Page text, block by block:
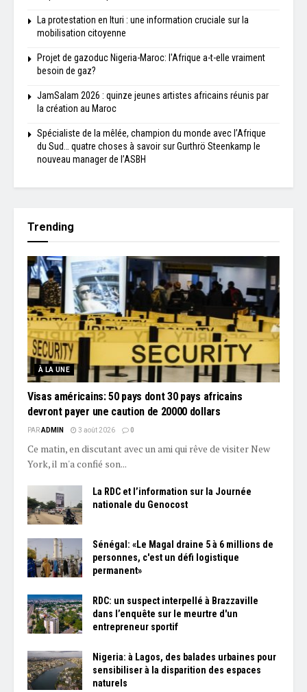
La protestation en Ituri : une information cruciale sur la
mobilisation citoyenne
Projet de gazoduc Nigeria-Maroc: l'Afrique a-t-elle vraiment
besoin de gaz?
JamSalam 2026 : quinze jeunes artistes africains réunis par
la création au Maroc
Spécialiste de la mêlée, champion du monde avec l’Afrique
du Sud… quatre choses à savoir sur Gurthrö Steenkamp le
nouveau manager de l’ASBH
Trending
À LA UNE
Visas américains: 50 pays dont 30 pays africains
devront payer une caution de 20000 dollars
PARADMIN 3 août 2026 0
Ce matin, en discutant avec un ami qui rêve de visiter New
York, il m'a confié son...
La RDC et l’information sur la Journée
nationale du Genocost
Sénégal: «Le Magal draine 5 à 6 millions de
personnes, c'est un défi logistique
permanent»
RDC: un suspect interpellé à Brazzaville
dans l’enquête sur le meurtre d'un
entrepreneur sportif
Nigeria: à Lagos, des balades urbaines pour
sensibiliser à la disparition des espaces
naturels